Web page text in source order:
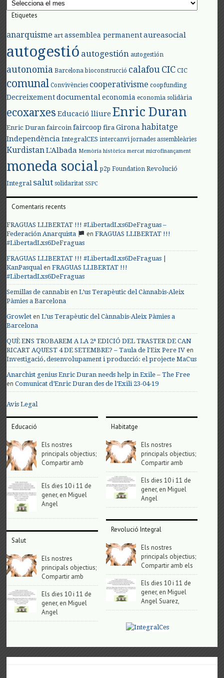
Etiquetes
anarquisme art assemblea permanent aureasocial
autogestió autogestión autogestión
autonomia Barcelona bioconstrucció calafouCIC CIC
comunal Convivències cooperativisme coopfunding
Decreixement documental economia economia solidària
ecoxarxes Educació lliure Enric Duran
Enric Duran faircoin faircoop fira Girona habitatge
Independència IntegralCES intercanvi jornades assembleàries
KurdistanL'Albada Memòria històrica mercat microfinançament
moneda social p2p Foundation Revolució
Integral salut solidaritat SSPC
Comentaris recents
FRAGUAS LLIBERTAT !!! #LibertadLxs6DeFraguas –
Federación Anarquista
enFRAGUAS LLIBERTAT !!!
#LibertadLxs6DeFraguas
FRAGUAS LLIBERTAT !!! #LibertadLxs6DeFraguas |
KanPasqualenFRAGUAS LLIBERTAT !!!
#LibertadLxs6DeFraguas
Semillas de cannabis enL’us Terapèutic del Cànnabis-Aleix
Pàmies a Barcelona
Growlet enL’us Terapèutic del Cànnabis-Aleix Pàmies a
Barcelona
QUÈ ENS TROBAREM A LA 2ª EDICIÓ DEL TRASTER DE CAN
RICART AQUEST 4 DE SETEMBRE? – Taula de l'Eix Pere IV en
Investigació, desenvolupament i producció: el projecte MaCus
Anarchist genius Enric Duran needs help in Exile – The Free
enComunicat d’Enric Duran des de l’Exili 23-04-19
Avis Legal
Educació
Els nostres
principals objectius;
Compartir amb
Els dies 10 i 11 de
gener, en Miguel
Angel
Salut
Els nostres
principals objectius;
Compartir amb
Els dies 10 i 11 de
gener, en Miguel
Angel
Habitatge
Els nostres
principals objectius;
Compartir amb
Els dies 10 i 11 de
gener, en Miguel
Angel
Revolució Integral
Els nostres
principals objectius;
Compartir amb els
Els dies 10 i 11 de
gener, en Miguel
Angel Suarez,